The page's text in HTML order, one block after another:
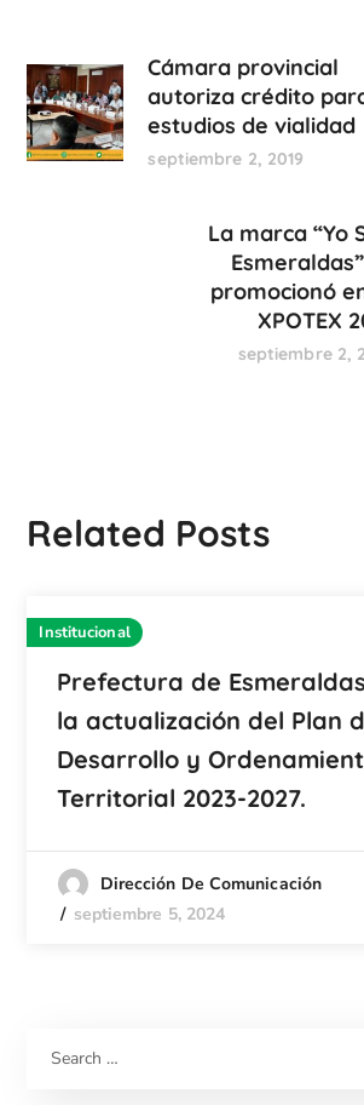
Cámara provincial
autoriza crédito
estudios de vialidad
septiembre 2, 2019
La marca “Yo
promocionó
XPOTEX
septiembre 2,
Related Posts
Institucional
Prefectura de
la actualización del Plan
Desarrollo y
Territorial 2023-2027.
Dirección De Comunicación
septiembre 5, 2024